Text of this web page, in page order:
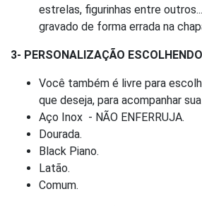
estrelas, figurinhas entre
gravado de forma errada na
3- PERSONALIZAÇÃO
Você também é livre para
que deseja, para acompanhar
Aço Inox - NÃO ENFERRUJA.
Dourada.
Black Piano.
Latão.
Comum.